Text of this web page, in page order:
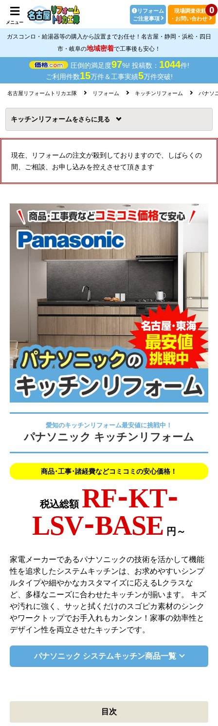
メニュー
リフォーム
ご注意事項
0
現場調査依頼
・お問い合わせ
ガスコンロ・給湯器等の購入から設置までお任せ！名古屋・静岡・浜松・四日
市・岐阜の地域密着で工事後も安心！
圧倒的満足度97%! 投稿数： 1044件!
ご利用件数15万件＆工事実績5万件突破!
名古屋リフォームトリカエ隊 リフォーム キッチンリフォーム パナソ
キッチンリフォームを
現在、リフォームの注文が殺到しておりますので、しばらくの
間、ご相談、お申し込みを控えさせて頂きます
愛知のキッチンリフォーム最安値に挑戦中！
パナソニック キッチンリフォーム
商品･工事･諸経費などコミコミの安心価格！
税込総額 RF-KT-
LSV-BASE 円～
家電メーカーであるパナソニックの技術を活かして機能
性を追求したシステムキッチンは、お求めやすいシンプ
ルタイプや細やかなカスタマイズに応えるLクラスな
ど、多様なニーズに合わせたキッチンが揃います。 キズ
や汚れに強く、サッと拭くだけのスゴピカ素材のシンク
やワークトップでお手入れもカンタン！家事の効率性と
デザイン性を両立させたキッチンです。
パナソニック システムキッチン商品一覧
目次